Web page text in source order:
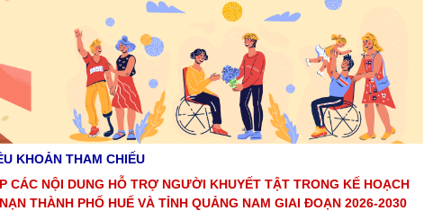
KHOẢN THAM CHIẾU
CÁC NỘI DUNG HỖ TRỢ NGƯỜI KHUYẾT TẬT TRONG KẾ HOẠCH
THÀNH PHỐ HUẾ VÀ TỈNH QUẢNG NAM GIAI ĐOẠN 2026-2030